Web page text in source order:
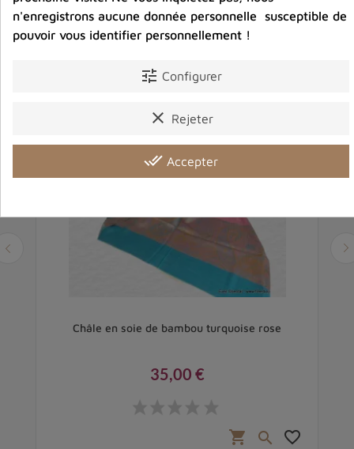
Vous aimerez aussi
Châle en soie de bambou turquoise rose
35,00 €
shopping_cart  favorite_border
n'enregistrons aucune donnée personnelle susceptible de
pouvoir vous identifier personnellement !
tune Configurer
clear Rejeter
done_all Accepter